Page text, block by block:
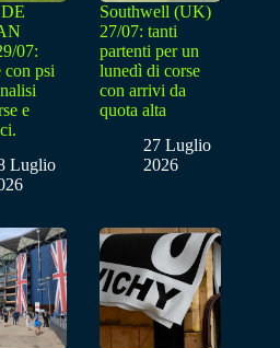
07:
con psi
e
Luglio
Southwell (UK)
27/07: tanti
partenti per un
lunedì di corse
con arrivi da
quota alta
27 Luglio
2026